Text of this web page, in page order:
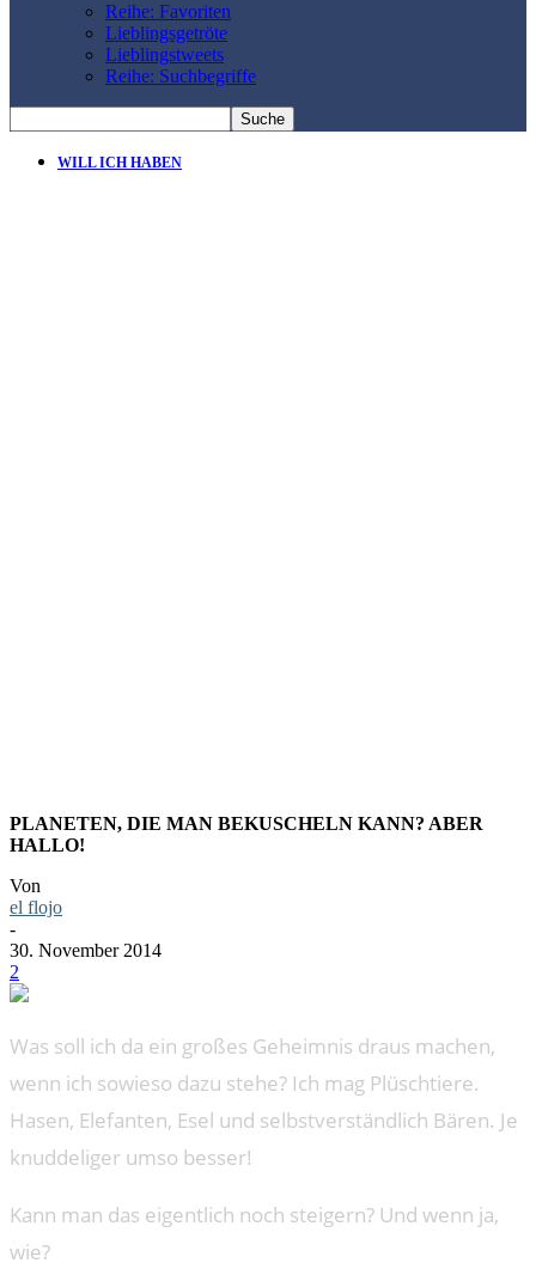
Reihe: Favoriten
Lieblingsgetröte
Lieblingstweets
Reihe: Suchbegriffe
WILL ICH HABEN
PLANETEN, DIE MAN BEKUSCHELN KANN? ABER
HALLO!
Von
el flojo
-
30. November 2014
2
Was soll ich da ein großes Geheimnis draus machen,
wenn ich sowieso dazu stehe? Ich mag Plüschtiere.
Hasen, Elefanten, Esel und selbstverständlich Bären. Je
knuddeliger umso besser!
Kann man das eigentlich noch steigern? Und wenn ja,
wie?